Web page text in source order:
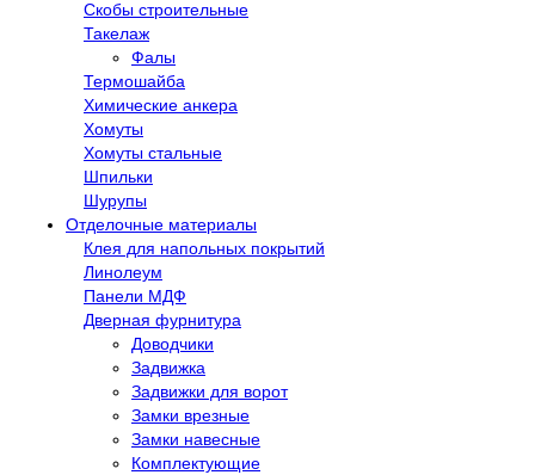
Скобы строительные
Такелаж
Фалы
Термошайба
Химические анкера
Хомуты
Хомуты стальные
Шпильки
Шурупы
Отделочные материалы
Клея для напольных покрытий
Линолеум
Панели МДФ
Дверная фурнитура
Доводчики
Задвижка
Задвижки для ворот
Замки врезные
Замки навесные
Комплектующие